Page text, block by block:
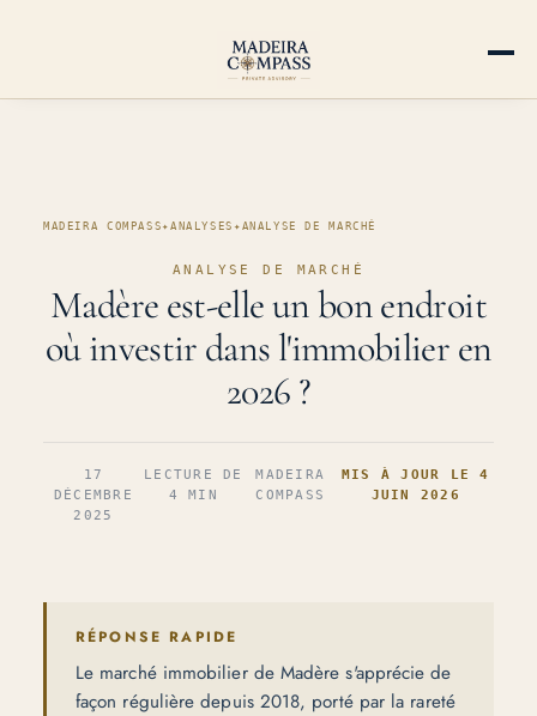
MADEIRA COMPASS ✦ ANALYSES ✦ ANALYSE DE MARCHÉ
ANALYSE DE MARCHÉ
Madère est-elle un bon endroit
où investir dans l'immobilier en
2026 ?
17
DÉCEMBRE
2025
LECTURE DE
4 MIN
MADEIRA
COMPASS
MIS À JOUR LE 4
JUIN 2026
RÉPONSE RAPIDE
Le marché immobilier de Madère s'apprécie de
façon régulière depuis 2018, porté par la rareté